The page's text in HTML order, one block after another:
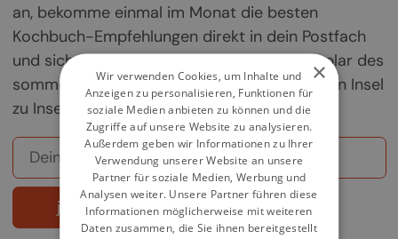
an, bekomme einmal im Monat die besten
Kochbuch-Empfehlungen direkt in dein Postfach
und sichere dir deine Chance auf ein Exemplar des
sommerlichen Griechenland-Kochbuchs „Von Insel
zu Insel".
jetzt abonnieren
×
Wir verwenden Cookies, um Inhalte und
Anzeigen zu personalisieren, Funktionen für
soziale Medien anbieten zu können und die
Zugriffe auf unsere Website zu analysieren.
Außerdem geben wir Informationen zu Ihrer
Verwendung unserer Website an unsere
Partner für soziale Medien, Werbung und
Analysen weiter. Unsere Partner führen diese
Informationen möglicherweise mit weiteren
Daten zusammen, die Sie ihnen bereitgestellt